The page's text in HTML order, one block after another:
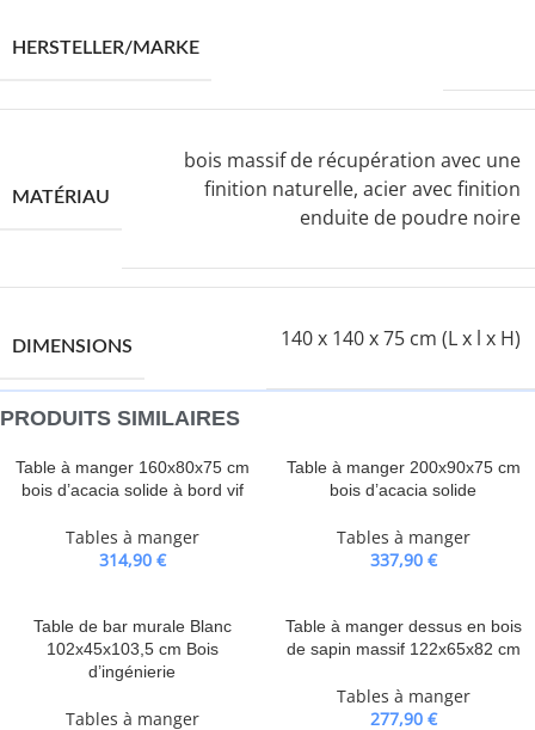
HERSTELLER/MARKE
MATÉRIAU
bois massif de récupération avec une
finition naturelle, acier avec finition
enduite de poudre noire
DIMENSIONS 140 x 140 x 75 cm (L x l x H)
PRODUITS SIMILAIRES
Table à manger 160x80x75 cm
bois d’acacia solide à bord vif
Tables à manger
314,90 €
Table à manger 200x90x75 cm
bois d’acacia solide
Tables à manger
337,90 €
Table de bar murale Blanc
102x45x103,5 cm Bois
d’ingénierie
Tables à manger
Table à manger dessus en bois
de sapin massif 122x65x82 cm
Tables à manger
277,90 €